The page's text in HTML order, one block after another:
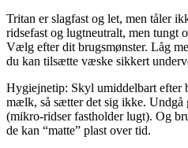
Tritan er slagfast og let, men tåler
ridsefast og lugtneutralt, men tungt
Vælg efter dit brugsmønster. Låg
du kan tilsætte væske sikkert
Hygiejnetip: Skyl umiddelbart efter
mælk, så sætter det sig ikke. Undgå
(mikro-ridser fastholder lugt). Og
de kan “matte” plast over tid.